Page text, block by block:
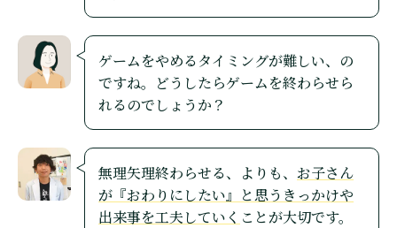
ゲームをやめるタイミングが難しい、の
ですね。どうしたらゲームを終わらせら
れるのでしょうか？
無理矢理終わらせる、よりも、 お子さん
が『おわりにしたい』と思うきっかけや
出来事を工夫していく ことが大切です。